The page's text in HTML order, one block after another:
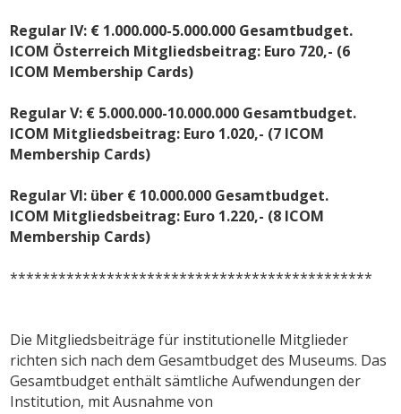
Regular IV: € 1.000.000-5.000.000 Gesamtbudget.
ICOM Österreich Mitgliedsbeitrag: Euro 720,- (6
ICOM Membership Cards)
Regular V: € 5.000.000-10.000.000 Gesamtbudget.
ICOM Mitgliedsbeitrag: Euro 1.020,- (7 ICOM
Membership Cards)
Regular VI: über € 10.000.000 Gesamtbudget.
ICOM Mitgliedsbeitrag: Euro 1.220,- (8 ICOM
Membership Cards)
*********************************************
Die Mitgliedsbeiträge für institutionelle Mitglieder
richten sich nach dem Gesamtbudget des Museums. Das
Gesamtbudget enthält sämtliche Aufwendungen der
Institution, mit Ausnahme von